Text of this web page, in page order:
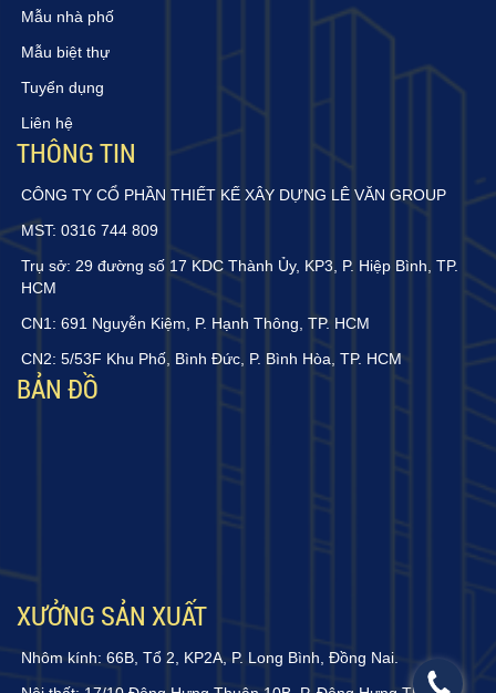
Mẫu nhà phố
Mẫu biệt thự
Tuyển dụng
Liên hệ
THÔNG TIN
CÔNG TY CỔ PHẦN THIẾT KẾ XÂY DỰNG LÊ VĂN GROUP
MST: 0316 744 809
Trụ sở: 29 đường số 17 KDC Thành Ủy, KP3, P. Hiệp Bình, TP.
HCM
CN1: 691 Nguyễn Kiệm, P. Hạnh Thông, TP. HCM
CN2: 5/53F Khu Phố, Bình Đức, P. Bình Hòa, TP. HCM
BẢN ĐỒ
XƯỞNG SẢN XUẤT
Nhôm kính: 66B, Tổ 2, KP2A, P. Long Bình, Đồng Nai.